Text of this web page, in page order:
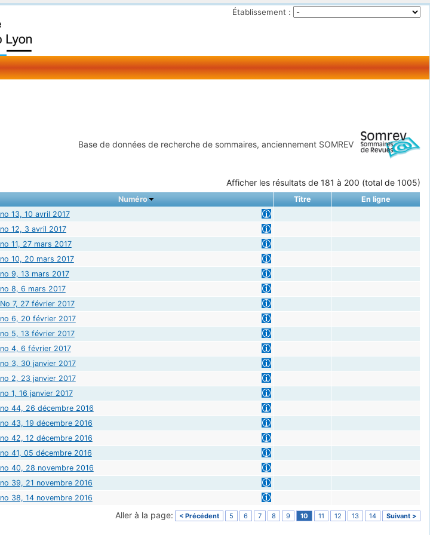
Établissement :
Base de données de recherche de sommaires, anciennement SOMREV
Afficher les résultats de 181 à 200 (total de 1005)
Numéro Titre
En ligne
no 13, 10 avril 2017
no 12, 3 avril 2017
no 11, 27 mars 2017
no 10, 20 mars 2017
no 9, 13 mars 2017
no 8, 6 mars 2017
No 7, 27 février 2017
no 6, 20 février 2017
no 5, 13 février 2017
no 4, 6 février 2017
no 3, 30 janvier 2017
no 2, 23 janvier 2017
no 1, 16 janvier 2017
no 44, 26 décembre 2016
no 43, 19 décembre 2016
no 42, 12 décembre 2016
no 41, 05 décembre 2016
no 40, 28 novembre 2016
no 39, 21 novembre 2016
no 38, 14 novembre 2016
Aller à la page: < Précédent 5 6 7 8 9 10 11 12 13 14 Suivant >